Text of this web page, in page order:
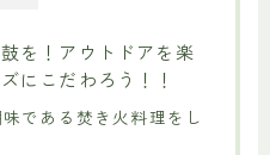
を！アウトドアを楽
にこだわろう！！
である焚き火料理をし